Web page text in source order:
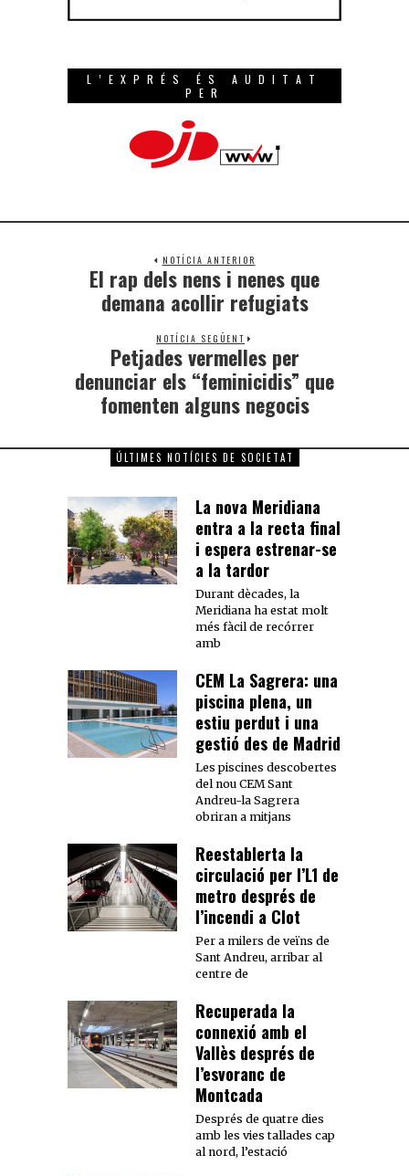
L’EXPRÉS ÉS AUDITAT
PER
NOTÍCIA ANTERIOR
El rap dels nens i nenes que
demana acollir refugiats
NOTÍCIA SEGÜENT
Petjades vermelles per
denunciar els “feminicidis” que
fomenten alguns negocis
ÚLTIMES NOTÍCIES DE SOCIETAT
La nova Meridiana
entra a la recta final
i espera estrenar-se
a la tardor
Durant dècades, la
Meridiana ha estat molt
més fàcil de recórrer
amb
CEM La Sagrera: una
piscina plena, un
estiu perdut i una
gestió des de Madrid
Les piscines descobertes
del nou CEM Sant
Andreu-la Sagrera
obriran a mitjans
Reestablerta la
circulació per l’L1 de
metro després de
l’incendi a Clot
Per a milers de veïns de
Sant Andreu, arribar al
centre de
Recuperada la
connexió amb el
Vallès després de
l’esvoranc de
Montcada
Després de quatre dies
amb les vies tallades cap
al nord, l’estació